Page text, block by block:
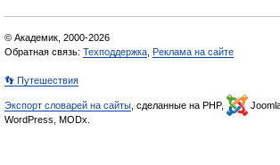
© Академик, 2000-2026
Обратная связь: Техподдержка Реклама на сайте
👣 Путешествия
Экспорт словарей на сайты , сделанные на PHP,
WordPress, MODx.